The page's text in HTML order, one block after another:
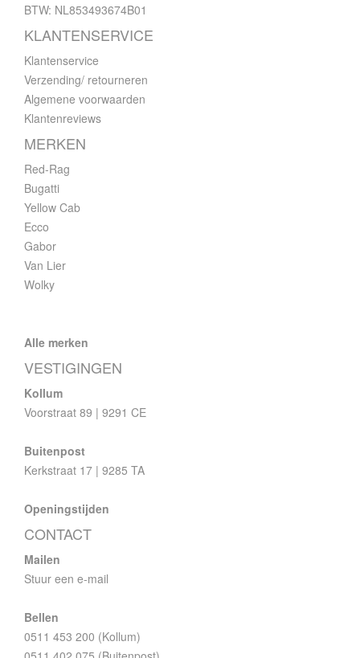
BTW: NL853493674B01
KLANTENSERVICE
Klantenservice
Verzending/ retourneren
Algemene voorwaarden
Klantenreviews
MERKEN
Red-Rag
Bugatti
Yellow Cab
Ecco
Gabor
Van Lier
Wolky
Alle merken
VESTIGINGEN
Kollum
Voorstraat 89 | 9291 CE
Buitenpost
Kerkstraat 17 | 9285 TA
Openingstijden
CONTACT
Mailen
Stuur een e-mail
Bellen
0511 453 200 (Kollum)